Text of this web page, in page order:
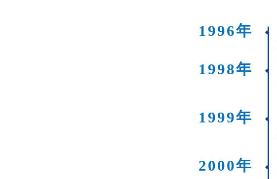
1996年
1998年
1999年
2000年